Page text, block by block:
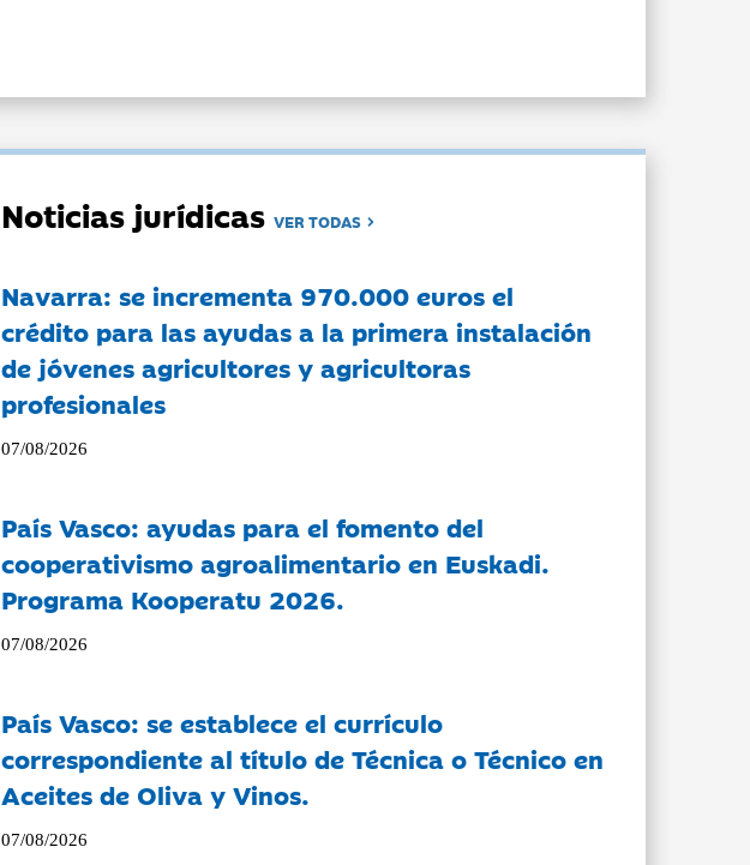
Noticias jurídicasVER TODAS
Navarra: se incrementa 970.000 euros el
crédito para las ayudas a la primera instalación
de jóvenes agricultores y agricultoras
profesionales
07/08/2026
País Vasco: ayudas para el fomento del
cooperativismo agroalimentario en Euskadi.
Programa Kooperatu 2026.
07/08/2026
País Vasco: se establece el currículo
correspondiente al título de Técnica o Técnico en
Aceites de Oliva y Vinos.
07/08/2026